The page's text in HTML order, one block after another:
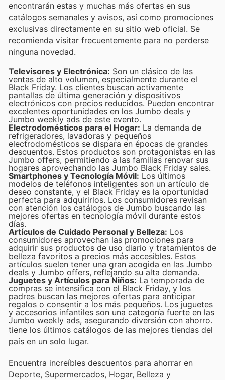
encontrarán estas y muchas más ofertas en sus
catálogos semanales y avisos, así como promociones
exclusivas directamente en su sitio web oficial. Se
recomienda visitar frecuentemente para no perderse
ninguna novedad.
Televisores y Electrónica: Son un clásico de las
ventas de alto volumen, especialmente durante el
Black Friday. Los clientes buscan activamente
pantallas de última generación y dispositivos
electrónicos con precios reducidos. Pueden encontrar
excelentes oportunidades en los Jumbo deals y
Jumbo weekly ads de este evento.
Electrodomésticos para el Hogar: La demanda de
refrigeradores, lavadoras y pequeños
electrodomésticos se dispara en épocas de grandes
descuentos. Estos productos son protagonistas en las
Jumbo offers, permitiendo a las familias renovar sus
hogares aprovechando las Jumbo Black Friday sales.
Smartphones y Tecnología Móvil: Los últimos
modelos de teléfonos inteligentes son un artículo de
deseo constante, y el Black Friday es la oportunidad
perfecta para adquirirlos. Los consumidores revisan
con atención los catálogos de Jumbo buscando las
mejores ofertas en tecnología móvil durante estos
días.
Artículos de Cuidado Personal y Belleza: Los
consumidores aprovechan las promociones para
adquirir sus productos de uso diario y tratamientos de
belleza favoritos a precios más accesibles. Estos
artículos suelen tener una gran acogida en las Jumbo
deals y Jumbo offers, reflejando su alta demanda.
Juguetes y Artículos para Niños: La temporada de
compras se intensifica con el Black Friday, y los
padres buscan las mejores ofertas para anticipar
regalos o consentir a los más pequeños. Los juguetes
y accesorios infantiles son una categoría fuerte en las
Jumbo weekly ads, asegurando diversión con ahorro.
tiene los últimos catálogos de las mejores tiendas del
país en un solo lugar.
Encuentra increíbles descuentos para ahorrar en
Deporte, Supermercados, Hogar, Belleza y